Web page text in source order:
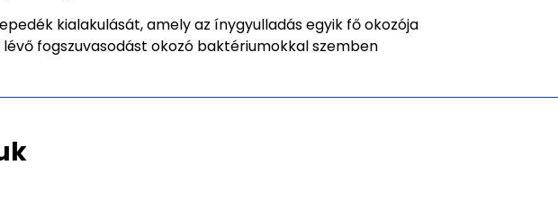
kialakulását, amely az ínygyulladás egyik fő okozója
fogszuvasodást okozó baktériumokkal szemben